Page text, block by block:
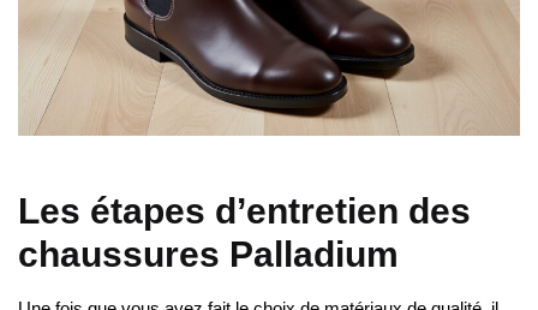
Les étapes d’entretien des
chaussures Palladium